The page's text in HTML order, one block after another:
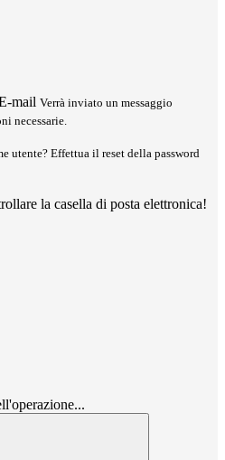
mail Verrà inviato un messaggio
necessarie.
utente? Effettua il reset della password
la casella di posta elettronica!